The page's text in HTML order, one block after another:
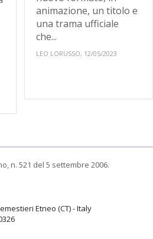
animazione, un titolo e
una trama ufficiale
che...
LEO LORUSSO, 12/05/2023
n. 521 del 5 settembre 2006.
Etneo (CT) - Italy